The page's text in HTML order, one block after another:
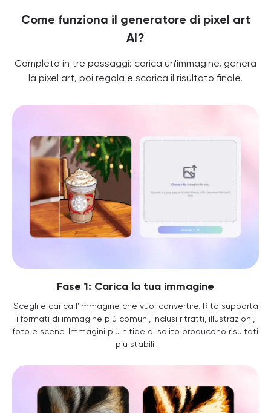
Come funziona il generatore di pixel art
AI?
Completa in tre passaggi: carica un'immagine, genera
la pixel art, poi regola e scarica il risultato finale.
Fase 1: Carica la tua immagine
Scegli e carica l'immagine che vuoi convertire. Rita supporta
i formati di immagine più comuni, inclusi ritratti, illustrazioni,
foto e scene. Immagini più nitide di solito producono risultati
più stabili.